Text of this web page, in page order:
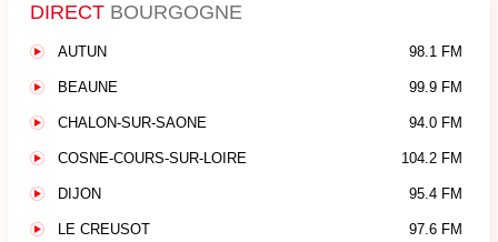
DIRECT BOURGOGNE
AUTUN 98.1 FM
BEAUNE 99.9 FM
CHALON-SUR-SAONE 94.0 FM
COSNE-COURS-SUR-LOIRE 104.2 FM
DIJON 95.4 FM
LE CREUSOT 97.6 FM